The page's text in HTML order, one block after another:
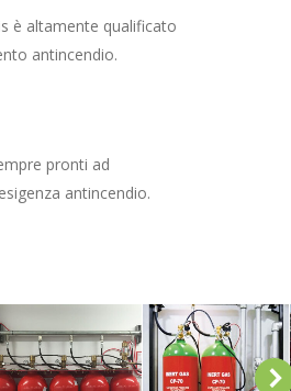
è altamente qualificato
antincendio.
pronti ad
antincendio.